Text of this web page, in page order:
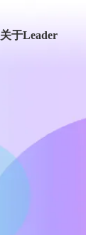
关于Leader